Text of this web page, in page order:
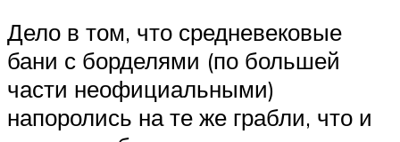
Дело в том, что средневековые
бани с борделями (по большей
части неофициальными)
напоролись на те же грабли, что и